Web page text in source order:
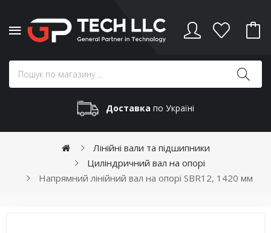
Доставка по Україні
Лінійні вали та підшипники
Циліндричний вал на опорі
Напрямний лінійний вал на опорі SBR12, 1420 мм